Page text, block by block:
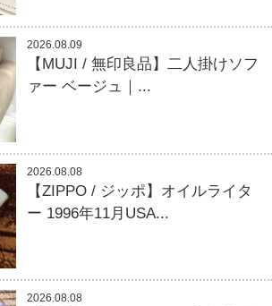
2026.08.09
【MUJI / 無印良品】二人掛けソフ
ァー ベージュ｜...
2026.08.08
【ZIPPO / ジッポ】オイルライタ
ー 1996年11月USA...
2026.08.08